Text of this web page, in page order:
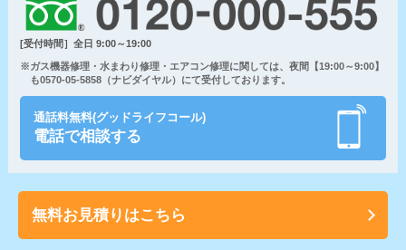
[受付時間］全日 9:00～19:00
※ガス機器修理・水まわり修理・エアコン修理に関しては、夜間【19:00～9:00】
も0570-05-5858（ナビダイヤル）にて受付しております。
通話料無料(グッドライフコール)
電話で相談する
無料お見積りはこちら